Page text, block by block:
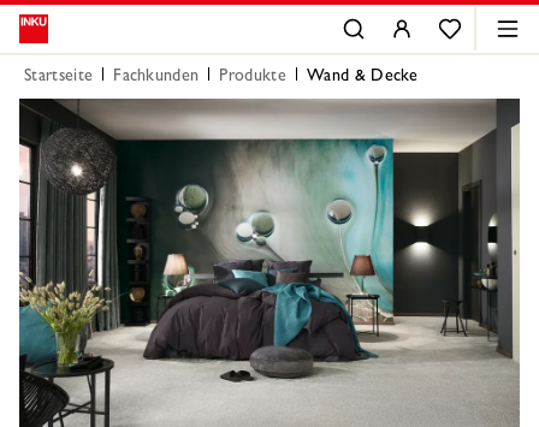
Startseite Fachkunden Produkte Wand & Decke